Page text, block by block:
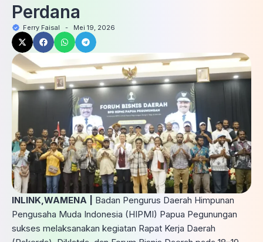
Perdana
Ferry Faisal - Mei 19, 2026
INLINK,WAMENA |
Badan Pengurus Daerah Himpunan
Pengusaha Muda Indonesia (HIPMI) Papua Pegunungan
sukses melaksanakan kegiatan Rapat Kerja Daerah